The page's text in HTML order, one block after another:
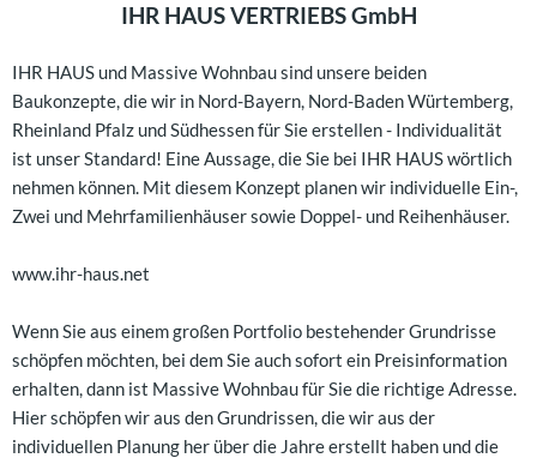
IHR HAUS VERTRIEBS GmbH
IHR HAUS und Massive Wohnbau sind unsere beiden
Baukonzepte, die wir in Nord-Bayern, Nord-Baden Würtemberg,
Rheinland Pfalz und Südhessen für Sie erstellen - Individualität
ist unser Standard! Eine Aussage, die Sie bei IHR HAUS wörtlich
nehmen können. Mit diesem Konzept planen wir individuelle Ein-,
Zwei und Mehrfamilienhäuser sowie Doppel- und Reihenhäuser.
www.ihr-haus.net
Wenn Sie aus einem großen Portfolio bestehender Grundrisse
schöpfen möchten, bei dem Sie auch sofort ein Preisinformation
erhalten, dann ist Massive Wohnbau für Sie die richtige Adresse.
Hier schöpfen wir aus den Grundrissen, die wir aus der
individuellen Planung her über die Jahre erstellt haben und die